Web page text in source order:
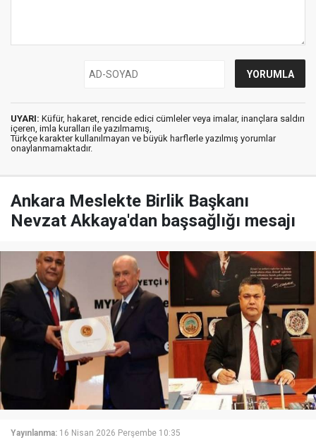
UYARI: Küfür, hakaret, rencide edici cümleler veya imalar, inançlara saldırı
içeren, imla kuralları ile yazılmamış,
Türkçe karakter kullanılmayan ve büyük harflerle yazılmış yorumlar
onaylanmamaktadır.
Ankara Meslekte Birlik Başkanı
Nevzat Akkaya'dan başsağlığı mesajı
Yayınlanma: 16 Nisan 2026 Perşembe 10:35